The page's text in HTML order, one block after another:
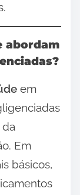
abordam
em
Em
básicos,